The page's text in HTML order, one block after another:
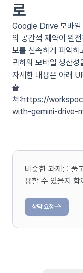
로
Google Drive 모바일
의 공간적 제약이 완
보를 신속하게 파악하
귀하의 모바일 생산
자세한 내용은 아래
출
처:https://
with-gemini-drive-
비슷한 과제를 풀
용할 수 있을지 함
상담 요청